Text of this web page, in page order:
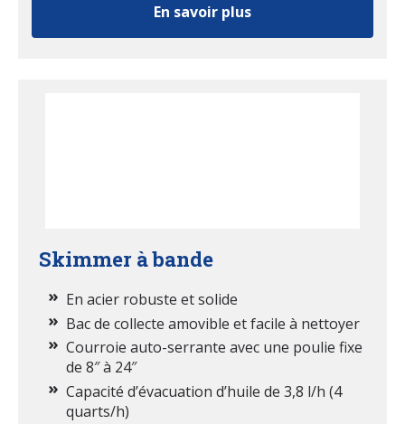
En savoir plus
Skimmer à bande
En acier robuste et solide
Bac de collecte amovible et facile à nettoyer
Courroie auto-serrante avec une poulie fixe
de 8″ à 24″
Capacité d’évacuation d’huile de 3,8 l/h (4
quarts/h)